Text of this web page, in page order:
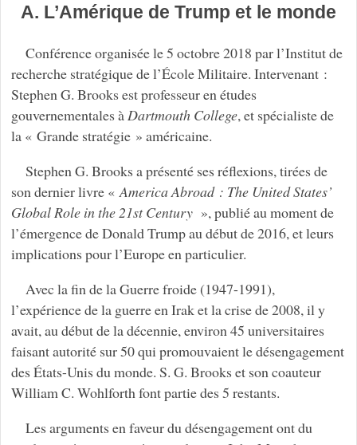
A. L’Amérique de Trump et le monde
Conférence organisée le 5 octobre 2018 par l’Institut de
recherche stratégique de l’École Militaire. Intervenant :
Stephen G. Brooks est professeur en études
gouvernementales àDartmouth College, et spécialiste de
la « Grande stratégie » américaine.
Stephen G. Brooks a présenté ses réflexions, tirées de
son dernier livre « America Abroad : The United States’
Global Role in the 21st Century », publié au moment de
l’émergence de Donald Trump au début de 2016, et leurs
implications pour l’Europe en particulier.
Avec la fin de la Guerre froide (1947-1991),
l’expérience de la guerre en Irak et la crise de 2008, il y
avait, au début de la décennie, environ 45 universitaires
faisant autorité sur 50 qui promouvaient le désengagement
des États-Unis du monde. S. G. Brooks et son coauteur
William C. Wohlforth font partie des 5 restants.
Les arguments en faveur du désengagement ont du